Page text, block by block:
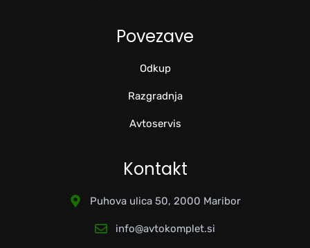
Povezave
Odkup
Razgradnja
Avtoservis
Kontakt
Puhova ulica 50, 2000 Maribor
info@avtokomplet.si